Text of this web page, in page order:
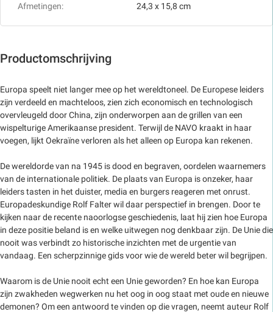
Productomschrijving
Europa speelt niet langer mee op het wereldtoneel. De Europese leiders
zijn verdeeld en machteloos, zien zich economisch en technologisch
overvleugeld door China, zijn onderworpen aan de grillen van een
wispelturige Amerikaanse president. Terwijl de NAVO kraakt in haar
voegen, lijkt Oekraïne verloren als het alleen op Europa kan rekenen.
De wereldorde van na 1945 is dood en begraven, oordelen waarnemers
van de internationale politiek. De plaats van Europa is onzeker, haar
leiders tasten in het duister, media en burgers reageren met onrust.
Europadeskundige Rolf Falter wil daar perspectief in brengen. Door te
kijken naar de recente naoorlogse geschiedenis, laat hij zien hoe Europa
in deze positie beland is en welke uitwegen nog denkbaar zijn. De Unie die
nooit was verbindt zo historische inzichten met de urgentie van
vandaag. Een scherpzinnige gids voor wie de wereld beter wil begrijpen.
Waarom is de Unie nooit echt een Unie geworden? En hoe kan Europa
zijn zwakheden wegwerken nu het oog in oog staat met oude en nieuwe
demonen? Om een antwoord te vinden op die vragen, neemt auteur Rolf
Afmetingen:
24,3 x 15,8 cm